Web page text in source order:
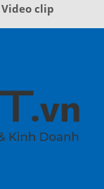
Video clip